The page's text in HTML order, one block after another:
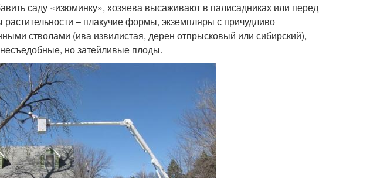
саду «изюминку», хозяева высаживают в палисадниках или перед
– плакучие формы, экземпляры с причудливо
стволами (ива извилистая, дерен отпрысковый или сибирский),
но затейливые плоды.